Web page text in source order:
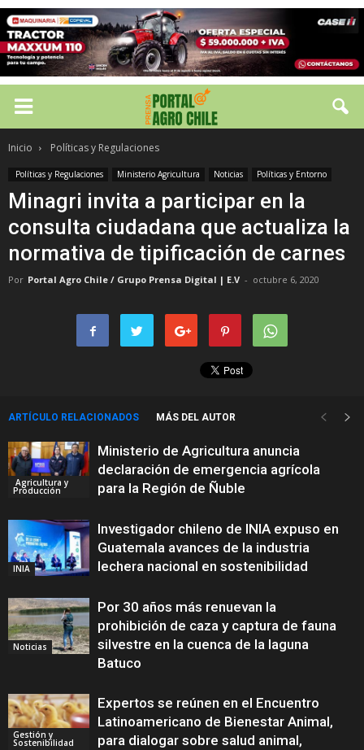
Inicio Políticas y Regulaciones
Políticas y Regulaciones Ministerio Agricultura Noticias Políticas y Entorno
Minagri invita a participar en la
consulta ciudadana que actualiza la
normativa de tipificación de carnes
Por Portal Agro Chile / Grupo Prensa Digital | E.V - octubre 6, 2020
ARTÍCULO RELACIONADOS MÁS DEL AUTOR
Agricultura y
Producción
Ministerio de Agricultura anuncia
declaración de emergencia agrícola
para la Región de Ñuble
INIA
Investigador chileno de INIA expuso en
Guatemala avances de la industria
lechera nacional en sostenibilidad
Noticias
Por 30 años más renuevan la
prohibición de caza y captura de fauna
silvestre en la cuenca de la laguna
Batuco
Gestión y
Sostenibilidad
Expertos se reúnen en el Encuentro
Latinoamericano de Bienestar Animal,
para dialogar sobre salud animal,